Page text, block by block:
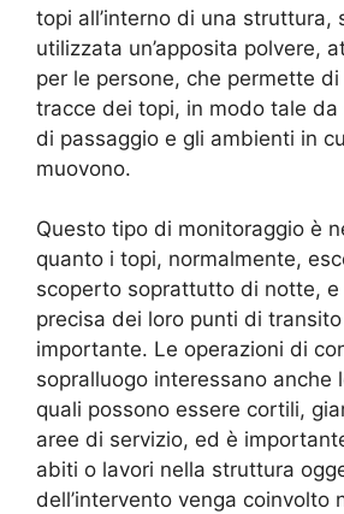
topi all’interno di una struttura,
utilizzata un’apposita polvere,
per le persone, che permette di
tracce dei topi, in modo tale da
di passaggio e gli ambienti in
muovono.
Questo tipo di monitoraggio è
quanto i topi, normalmente,
scoperto soprattutto di notte, e
precisa dei loro punti di
importante. Le operazioni di
sopralluogo interessano anche
quali possono essere cortili,
aree di servizio, ed è
abiti o lavori nella struttura
dell’intervento venga coinvolto